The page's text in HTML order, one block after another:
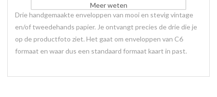
Drie handgemaakte enveloppen van mooi en stevig vintage
en/of tweedehands papier. Je ontvangt precies de drie die je
op de productfoto ziet. Het gaat om enveloppen van C6
formaat en waar dus een standaard formaat kaart in past.
Meer weten